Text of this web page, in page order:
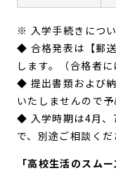
※ 入学手続きにつ
◆ 合格発表は【郵
します。（合格者
◆ 提出書類および
いたしませんので予
◆ 入学時期は4月、
で、別途ご相談くだ
「高校生活のスム